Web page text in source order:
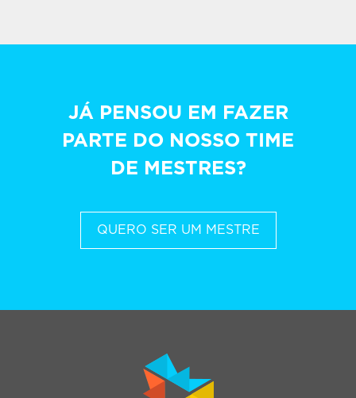
JÁ PENSOU EM FAZER
PARTE DO NOSSO TIME
DE MESTRES?
QUERO SER UM MESTRE